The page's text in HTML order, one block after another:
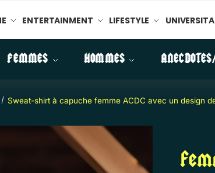
ENTERTAINMENT LIFESTYLE
FEMMES HOMMES
/ Sweat-shirt à capuche femme ACDC avec un design